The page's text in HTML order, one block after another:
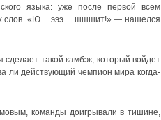
языка: уже после первой всем
слов. «Ю… эээ… шшшит!» — нашелся
сделает такой камбэк, который войдет
ли действующий чемпион мира когда-
команды доигрывали в тишине,